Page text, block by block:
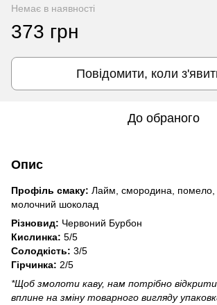
Немає в наявності
373 грн
Повідомити, коли
До обраного
Опис
Профіль смаку: Лайм, смородина, помело,
молочний шоколад
Різновид: Червоний Бурбон
Кислинка: 5/5
Солодкість: 3/5
Гірчинка: 2/5
*Щоб змолоти каву, нам потрібно
вплине на зміну товарного вигляду